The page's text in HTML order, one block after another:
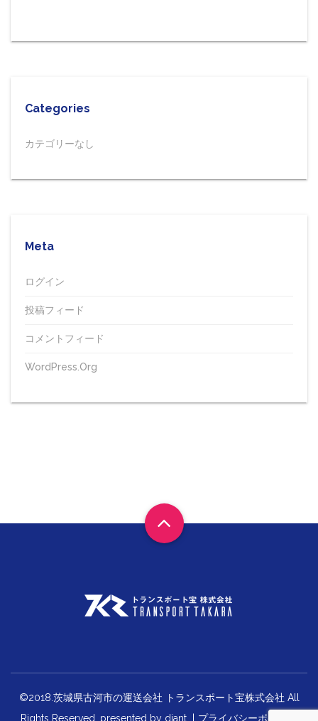
Categories
カテゴリーなし
Meta
ログイン
投稿フィード
コメントフィード
WordPress.org
©2018.茨城県古河市の運送会社 トランスポート宝株式会社 All
Rights Reserved. presented by diant プライバシーポリシー